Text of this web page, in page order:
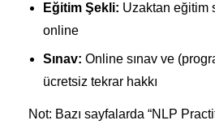
Eğitim Şekli: Uzaktan eğitim
online
Sınav: Online sınav ve
ücretsiz tekrar hakkı
Not: Bazı sayfalarda “NLP